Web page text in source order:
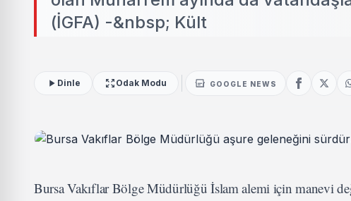
(İGFA) -&nbsp; Kült
Dinle Odak Modu GOOGLE NEWS
Bursa Vakıflar Bölge Müdürlüğü İslam alemi için manevi